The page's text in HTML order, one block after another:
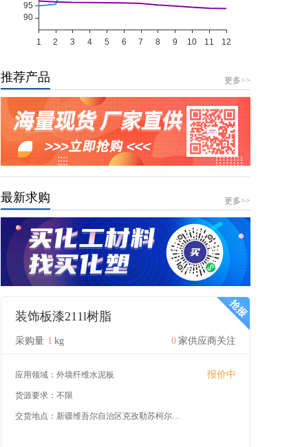
推荐产品 更多>>
最新求购 更多>>
装饰板漆211l树脂
采购量 1 kg 0 家供应商关注
应用领域： 外墙纤维水泥板 报价中
货源要求： 不限
交货地点： 新疆维吾尔自治区克孜勒苏柯尔克孜自治州